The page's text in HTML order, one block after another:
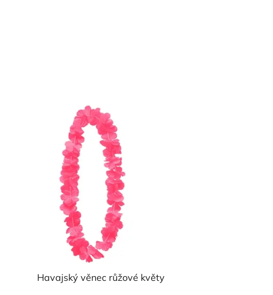
Havajský věnec růžové květy